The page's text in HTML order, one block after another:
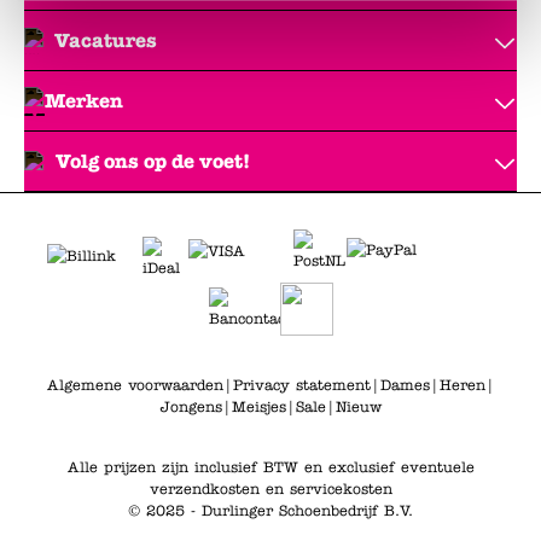
Vacatures
Merken
Volg ons op de voet!
Algemene voorwaarden| Privacy statement| Dames| Heren|
Jongens| Meisjes| Sale| Nieuw
Alle prijzen zijn inclusief BTW en exclusief eventuele
verzendkosten en servicekosten
© 2025 - Durlinger Schoenbedrijf B.V.